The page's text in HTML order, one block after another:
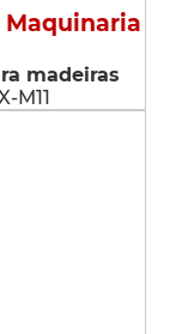
madeiras
M11